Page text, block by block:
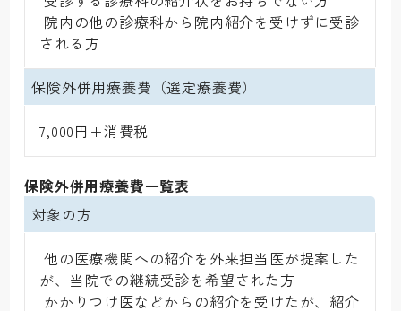
される方
保険外併用療養費（選定療養費）
7,000円+消費税
保険外併用療養費一覧表
対象の方
他の医療機関への紹介を外来担当医が提案した
が、当院での継続受診を希望された方